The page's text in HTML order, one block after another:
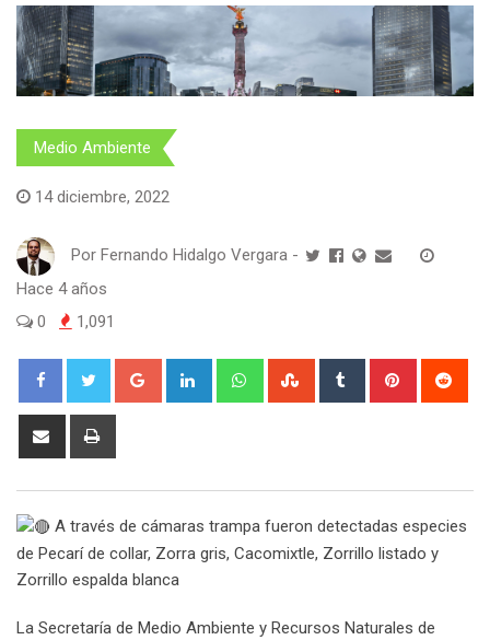
Medio Ambiente
14 diciembre, 2022
Por Fernando Hidalgo Vergara -
Hace 4 años
0
1,091
Google+ LinkedIn WhatsappStumbleUpon
Tumblr Pinterest
Share
A través de cámaras trampa fueron detectadas especies
de Pecarí de collar, Zorra gris, Cacomixtle, Zorrillo listado y
Zorrillo espalda blanca
La Secretaría de Medio Ambiente y Recursos Naturales de